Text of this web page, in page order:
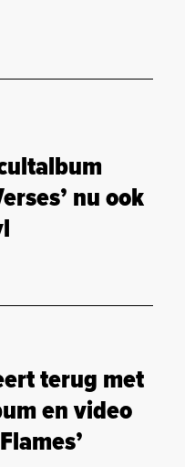
cultalbum
nu ook
terug met
en video